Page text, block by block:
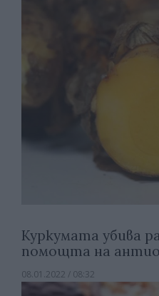
Куркумата убива
помощта на
08.01.2022 / 08:32